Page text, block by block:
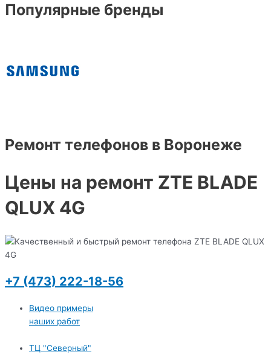
Популярные бренды
Ремонт телефонов в Воронеже
Цены на ремонт ZTE BLADE
QLUX 4G
+7 (473) 222-18-56
Видео примеры
наших работ
ТЦ "Северный"